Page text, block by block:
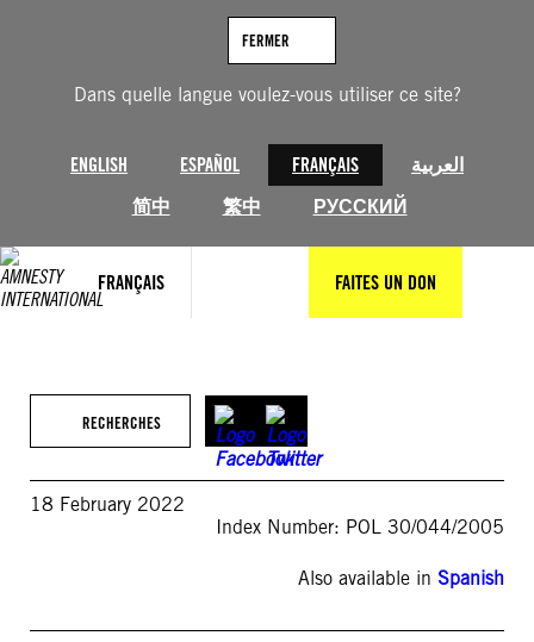
Dans quelle langue voulez-vous utiliser ce site?
ENGLISH ESPAÑOL FRANÇAIS
العربية
简中
繁中 РУССКИЙ
FERMER
FRANÇAIS FAITES UN DON
RECHERCHES
18 February 2022
Index Number: POL 30/044/2005
Also available in Spanish